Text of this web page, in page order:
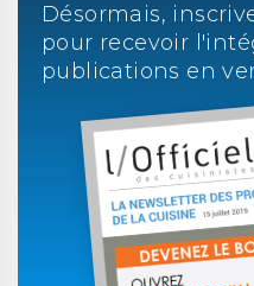
Désormais,
pour recevoir
publications en